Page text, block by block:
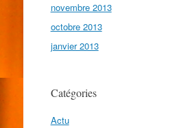
novembre 2013
octobre 2013
janvier 2013
Catégories
Actu